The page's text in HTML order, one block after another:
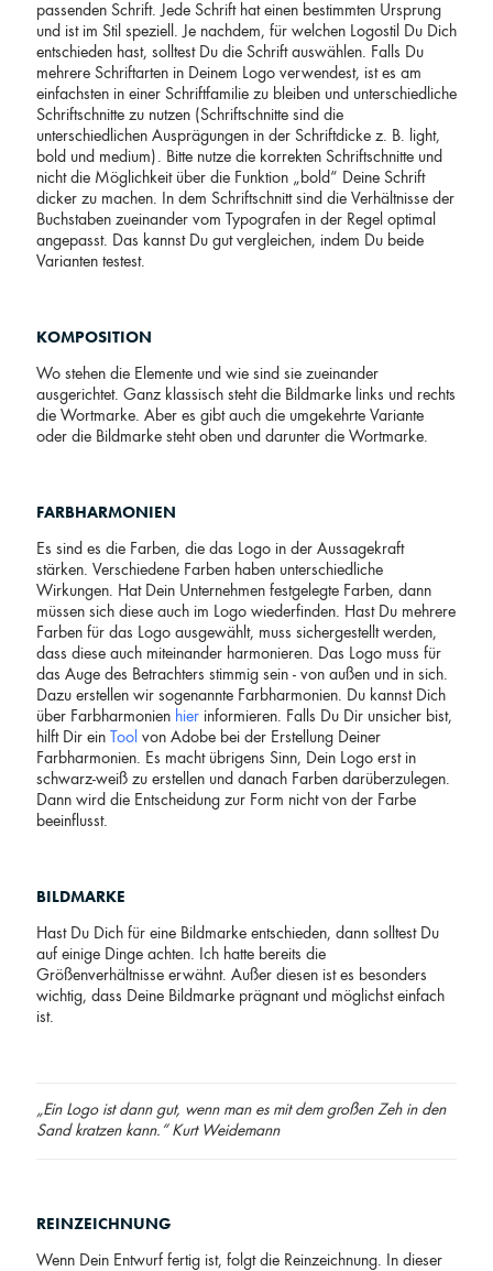
passenden Schrift. Jede Schrift hat einen bestimmten Ursprung
und ist im Stil speziell. Je nachdem, für welchen Logostil Du Dich
entschieden hast, solltest Du die Schrift auswählen. Falls Du
mehrere Schriftarten in Deinem Logo verwendest, ist es am
einfachsten in einer Schriftfamilie zu bleiben und unterschiedliche
Schriftschnitte zu nutzen (Schriftschnitte sind die
unterschiedlichen Ausprägungen in der Schriftdicke z. B. light,
bold und medium). Bitte nutze die korrekten Schriftschnitte und
nicht die Möglichkeit über die Funktion „bold“ Deine Schrift
dicker zu machen. In dem Schriftschnitt sind die Verhältnisse der
Buchstaben zueinander vom Typografen in der Regel optimal
angepasst. Das kannst Du gut vergleichen, indem Du beide
Varianten testest.
KOMPOSITION
Wo stehen die Elemente und wie sind sie zueinander
ausgerichtet. Ganz klassisch steht die Bildmarke links und rechts
die Wortmarke. Aber es gibt auch die umgekehrte Variante
oder die Bildmarke steht oben und darunter die Wortmarke.
FARBHARMONIEN
Es sind es die Farben, die das Logo in der Aussagekraft
stärken. Verschiedene Farben haben unterschiedliche
Wirkungen. Hat Dein Unternehmen festgelegte Farben, dann
müssen sich diese auch im Logo wiederfinden. Hast Du mehrere
Farben für das Logo ausgewählt, muss sichergestellt werden,
dass diese auch miteinander harmonieren. Das Logo muss für
das Auge des Betrachters stimmig sein - von außen und in sich.
Dazu erstellen wir sogenannte Farbharmonien. Du kannst Dich
über Farbharmonien hier informieren. Falls Du Dir unsicher bist,
hilft Dir ein
Tool von Adobe bei der Erstellung Deiner
Farbharmonien. Es macht übrigens Sinn, Dein Logo erst in
schwarz-weiß zu erstellen und danach Farben darüberzulegen.
Dann wird die Entscheidung zur Form nicht von der Farbe
beeinflusst.
BILDMARKE
Hast Du Dich für eine Bildmarke entschieden, dann solltest Du
auf einige Dinge achten. Ich hatte bereits die
Größenverhältnisse erwähnt. Außer diesen ist es besonders
wichtig, dass Deine Bildmarke prägnant und möglichst einfach
ist.
„Ein Logo ist dann gut, wenn man es mit dem großen Zeh in den
Sand kratzen kann.“ Kurt Weidemann
REINZEICHNUNG
Wenn Dein Entwurf fertig ist, folgt die Reinzeichnung. In dieser